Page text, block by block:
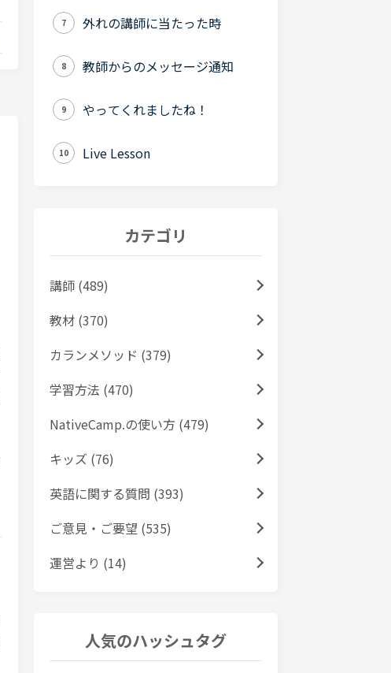
7 外れの講師に当たった時
8 教師からのメッセージ通知
9 やってくれましたね！
10 Live Lesson
カテゴリ
講師 (489)
教材 (370)
カランメソッド (379)
学習方法 (470)
NativeCamp.の使い方 (479)
キッズ (76)
英語に関する質問 (393)
ご意見・ご要望 (535)
運営より (14)
人気のハッシュタグ